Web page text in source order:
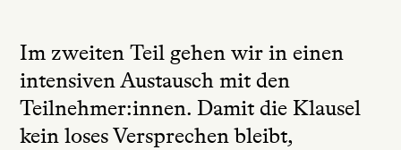
Im zweiten Teil gehen wir in einen
intensiven Austausch mit den
Teilnehmer:innen. Damit die Klausel
kein loses Versprechen bleibt,